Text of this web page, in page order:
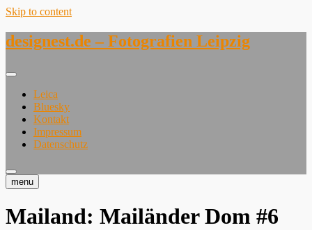
Skip to content
designest.de – Fotografien Leipzig
Leica
Bluesky
Kontakt
Impressum
Datenschutz
menu
Mailand: Mailänder Dom #6